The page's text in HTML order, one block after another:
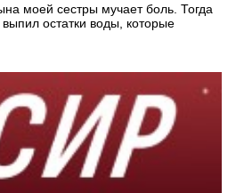
моей сестры мучает боль. Тогда
остатки воды, которые